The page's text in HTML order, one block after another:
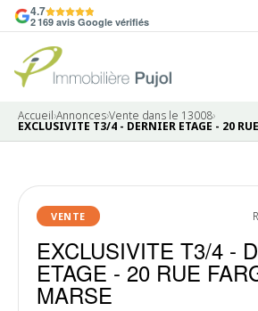
4.7
2 169 avis Google vérifiés
Accueil›Annonces›Vente dans le 13008›
EXCLUSIVITE T3/4 - DERNIER ETAGE - 20
VENTE
EXCLUSIVITE T3/4 -
ETAGE - 20 RUE
MARSE